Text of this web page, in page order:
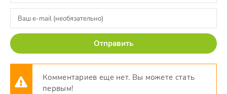
Отправить
Комментариев еще нет. Вы можете стать
первым!